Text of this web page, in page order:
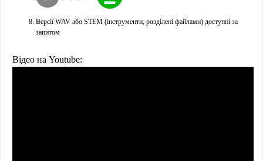
Версії WAV або STEM (інструменти, розділені файлами) доступні за
запитом
Відео на Youtube: